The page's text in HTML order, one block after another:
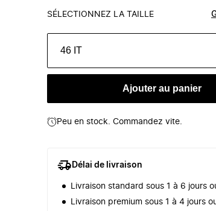
SÉLECTIONNEZ LA TAILLE
46 IT
Ajouter au panier
Peu en stock. Commandez vite.
Délai de livraison
Livraison standard sous 1 à 6 jours
Livraison premium sous 1 à 4 jours